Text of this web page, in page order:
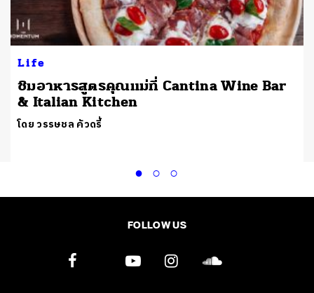
Life
ชิมอาหารสูตรคุณแม่ที่ Cantina Wine Bar
& Italian Kitchen
โดย วรรษชล คัวดรี้
FOLLOW US